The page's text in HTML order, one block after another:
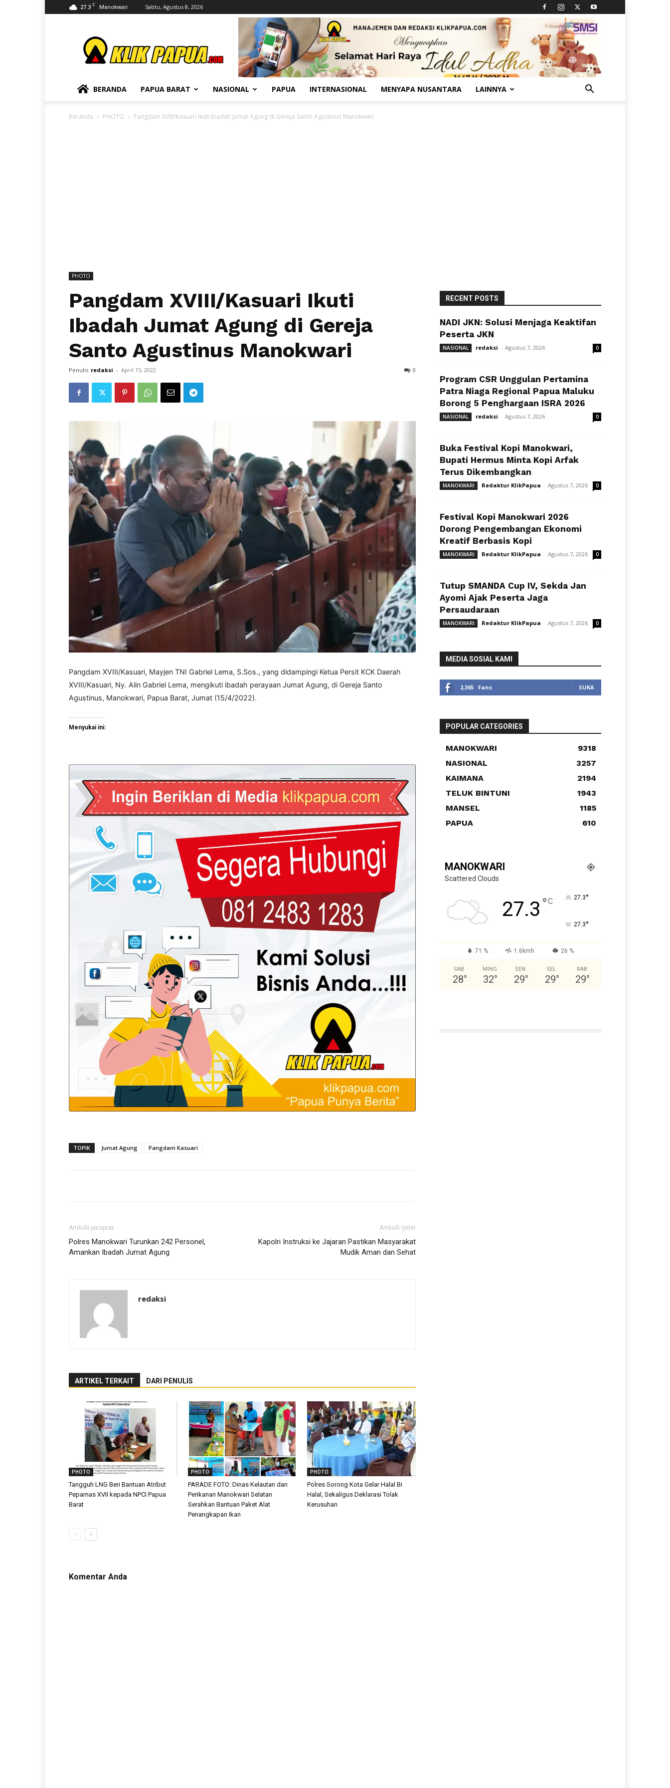
27.3 C Manokwari Sabtu, Agustus 8, 2026
BERANDA PAPUA BARAT NASIONAL PAPUA INTERNASIONAL MENYAPA NUSANTARA LAINNYA
Beranda PHOTO Pangdam XVIII/Kasuari Ikuti Ibadah Jumat Agung di Gereja Santo Agustinus Manokwari
PHOTO
Pangdam XVIII/Kasuari Ikuti
Ibadah Jumat Agung di Gereja
Santo Agustinus Manokwari
Penulis redaksi - April 15, 2022 0
Pangdam XVIII/Kasuari, Mayjen TNI Gabriel Lema, S.Sos., yang didampingi Ketua Persit KCK Daerah
XVIII/Kasuari, Ny. Alin Gabriel Lema, mengikuti ibadah perayaan Jumat Agung, di Gereja Santo
Agustinus, Manokwari, Papua Barat, Jumat (15/4/2022).
Menyukai ini:
TOPIK Jumat Agung Pangdam Kasuari
Artikulli paraprak
Polres Manokwari Turunkan 242 Personel,
Amankan Ibadah Jumat Agung
Artikulli tjetër
Kapolri Instruksi ke Jajaran Pastikan Masyarakat
Mudik Aman dan Sehat
redaksi
ARTIKEL TERKAIT DARI PENULIS
PHOTO
Tangguh LNG Beri Bantuan Atribut
Peparnas XVII kepada NPCI Papua
Barat
PHOTO
PARADE FOTO: Dinas Kelautan dan
Perikanan Manokwari Selatan
Serahkan Bantuan Paket Alat
Penangkapan Ikan
PHOTO
Polres Sorong Kota Gelar Halal Bi
Halal, Sekaligus Deklarasi Tolak
Kerusuhan
Komentar Anda
RECENT POSTS
NADI JKN: Solusi Menjaga Keaktifan
Peserta JKN
NASIONAL redaksi - Agustus 7, 2026 0
Program CSR Unggulan Pertamina
Patra Niaga Regional Papua Maluku
Borong 5 Penghargaan ISRA 2026
NASIONAL redaksi - Agustus 7, 2026 0
Buka Festival Kopi Manokwari,
Bupati Hermus Minta Kopi Arfak
Terus Dikembangkan
MANOKWARI Redaktur KlikPapua - Agustus 7, 2026 0
Festival Kopi Manokwari 2026
Dorong Pengembangan Ekonomi
Kreatif Berbasis Kopi
MANOKWARI Redaktur KlikPapua - Agustus 7, 2026 0
Tutup SMANDA Cup IV, Sekda Jan
Ayomi Ajak Peserta Jaga
Persaudaraan
MANOKWARI Redaktur KlikPapua - Agustus 7, 2026 0
MEDIA SOSIAL KAMI
2,365 Fans SUKA
POPULAR CATEGORIES
MANOKWARI
9318
NASIONAL
3257
KAIMANA
2194
TELUK BINTUNI
1943
MANSEL
1185
PAPUA
610
MANOKWARI
Scattered Clouds
27.3 °C 27.3°
27.3°
71 % 1.6kmh 26 %
SAB
28°
MING
32°
SEN
29°
SEL
29°
RAB
29°